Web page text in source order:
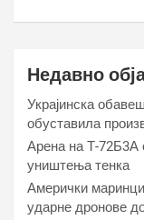
Недавно
Украјинска
обуставила
Арена на Т-
уништења тенка
Амерички
ударне дронове